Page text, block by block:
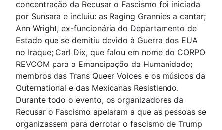
concentração da Recusar o Fascismo foi iniciada
por Sunsara e incluiu: as Raging Grannies a cantar;
Ann Wright, ex-funcionária do Departamento de
Estado que se demitiu devido à Guerra dos EUA
no Iraque; Carl Dix, que falou em nome do CORPO
REVCOM para a Emancipação da Humanidade;
membros das Trans Queer Voices e os músicos da
Outernational e das Mexicanas Resistiendo.
Durante todo o evento, os organizadores da
Recusar o Fascismo apelaram a que as pessoas se
organizassem para derrotar o fascismo de Trump